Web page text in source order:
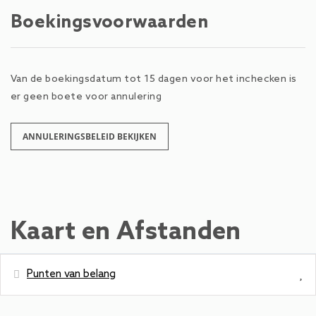
Boekingsvoorwaarden
Van de boekingsdatum tot 15 dagen voor het inchecken is
er geen boete voor annulering
ANNULERINGSBELEID BEKIJKEN
Kaart en Afstanden
Punten van belang